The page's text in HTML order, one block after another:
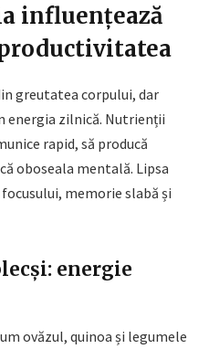
influențează
greutatea corpului, dar
energia zilnică. Nutrienții
rapid, să producă
oboseala mentală. Lipsa
memorie slabă și
energie
ovăzul, quinoa și legumele